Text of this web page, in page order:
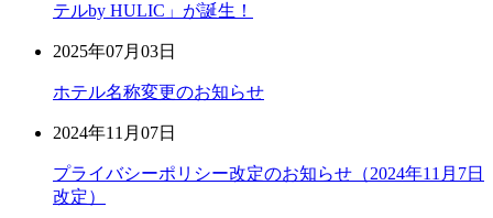
テルby HULIC」が誕生！
2025年07月03日
ホテル名称変更のお知らせ
2024年11月07日
プライバシーポリシー改定のお知らせ（2024年11月7日
改定）